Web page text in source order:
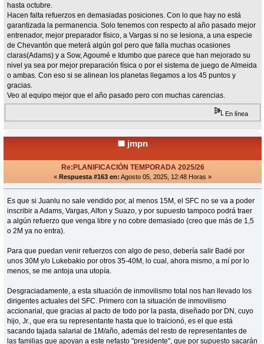
hasta octubre.
Hacen falta refuerzos en demasiadas posiciones. Con lo que hay no está
garantizada la permanencia. Solo tenemos con respecto al año pasado mejor
entrenador, mejor preparador físico, a Vargas si no se lesiona, a una especie
de Chevantón que meterá algún gol pero que falla muchas ocasiones
claras(Adams) y a Sow, Agoumé e Idumbo que parece que han mejorado su
nivel ya sea por mejor preparación física o por el sistema de juego de Almeida
o ambas. Con eso si se alinean los planetas llegamos a los 45 puntos y
gracias.
Veo al equipo mejor que el año pasado pero con muchas carencias.
En línea
jmpn
Re:PLANIFICACIÓN TEMPORADA 2025/26
« Respuesta #163 en: Agosto 05, 2025, 12:48 Horas »
Es que si Juanlu no sale vendido por, al menos 15M, el SFC no se va a poder
inscribir a Adams, Vargas, Alfon y Suazo, y por supuesto tampoco podrá traer
a algún refuerzo que venga libre y no cobre demasiado (creo que más de 1,5
o 2M ya no entra).
Para que puedan venir refuerzos con algo de peso, debería salir Badé por
unos 30M y/o Lukebakio por otros 35-40M, lo cual, ahora mismo, a mí por lo
menos, se me antoja una utopía.
Desgraciadamente, a esta situación de inmovilismo total nos han llevado los
dirigentes actuales del SFC. Primero con la situación de inmovilismo
accionarial, que gracias al pacto de todo por la pasta, diseñado por DN, cuyo
hijo, Jr., que era su representante hasta que lo traicionó, es el que está
sacando tajada salarial de 1M/año, además del resto de representantes de
las familias que apoyan a este nefasto "presidente", que por supuesto sacarán